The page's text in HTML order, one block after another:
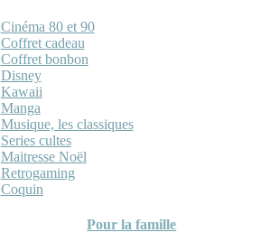
Cinéma 80 et 90
Coffret cadeau
Coffret bonbon
Disney
Kawaii
Manga
Musique, les classiques
Series cultes
Maitresse Noël
Retrogaming
Coquin
Pour la famille